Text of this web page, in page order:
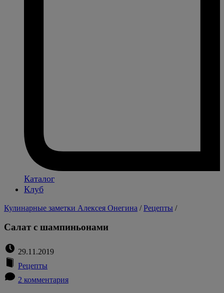
Каталог
Клуб
Кулинарные заметки Алексея Онегина /Рецепты /
Салат с шампиньонами
29.11.2019
Рецепты
2 комментария